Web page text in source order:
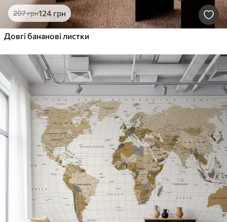
207грн124 грн
Довгі бананові листки